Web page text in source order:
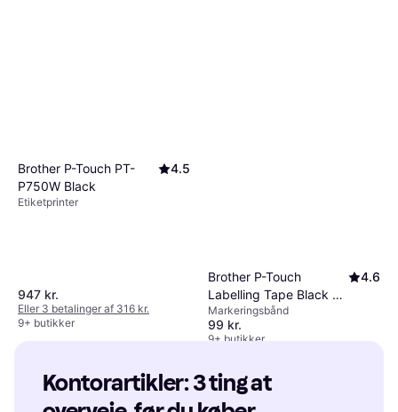
Brother P-Touch PT-
P750W Black
4.5
Etiketprinter
947 kr.
Eller 3 betalinger af 316 kr.
9+ butikker
Brother P-Touch
Labelling Tape Black on
White
4.6
Markeringsbånd
99 kr.
9+ butikker
Kontorartikler: 3 ting at